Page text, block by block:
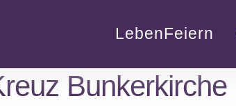
LebenFeiern
Bunkerkirche